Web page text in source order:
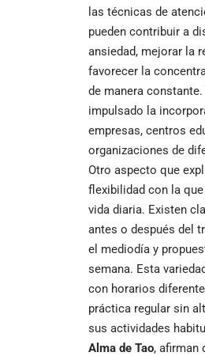
las técnicas de
pueden contribuir a
ansiedad, mejorar la
favorecer la
de manera
impulsado la
empresas, centros
organizaciones de
Otro aspecto que
flexibilidad con la
vida diaria. Existen
antes o después del
el mediodía y
semana. Esta
con horarios
práctica regular sin
sus actividades
Alma de Tao, afirman